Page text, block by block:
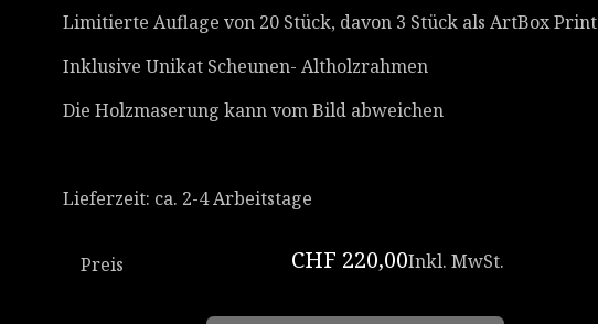
Limitierte Auflage von 20 Stück, davon 3 Stück als ArtBox Print
Inklusive Unikat Scheunen- Altholzrahmen
Die Holzmaserung kann vom Bild abweichen
Lieferzeit: ca. 2-4 Arbeitstage
Preis CHF 220,00Inkl. MwSt.